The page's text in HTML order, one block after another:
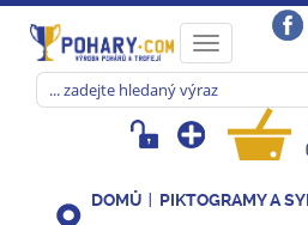
Toggle
navigation
DOMŮ PIKTOGRAMY A